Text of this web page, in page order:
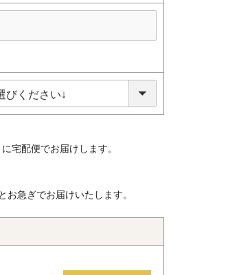
に宅配便でお届けします。
急ぎでお届けいたします。